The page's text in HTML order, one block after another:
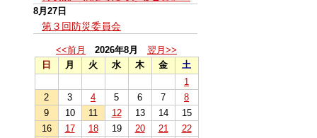
8月27日
第３回防災委員会
<<前月 2026年8月
翌月>>
日
月 火 水 木 金
土
1
2
3 4 5 6 7
8
9
10 11 12 13 14
15
16
17 18 19 20 21
22